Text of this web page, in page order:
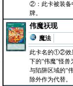
②：此卡被装备
牌。
伟魔祆现
魔法
此卡名的①②效
下的“伟魔”怪
与陷阱区域的“
除外作为代替。